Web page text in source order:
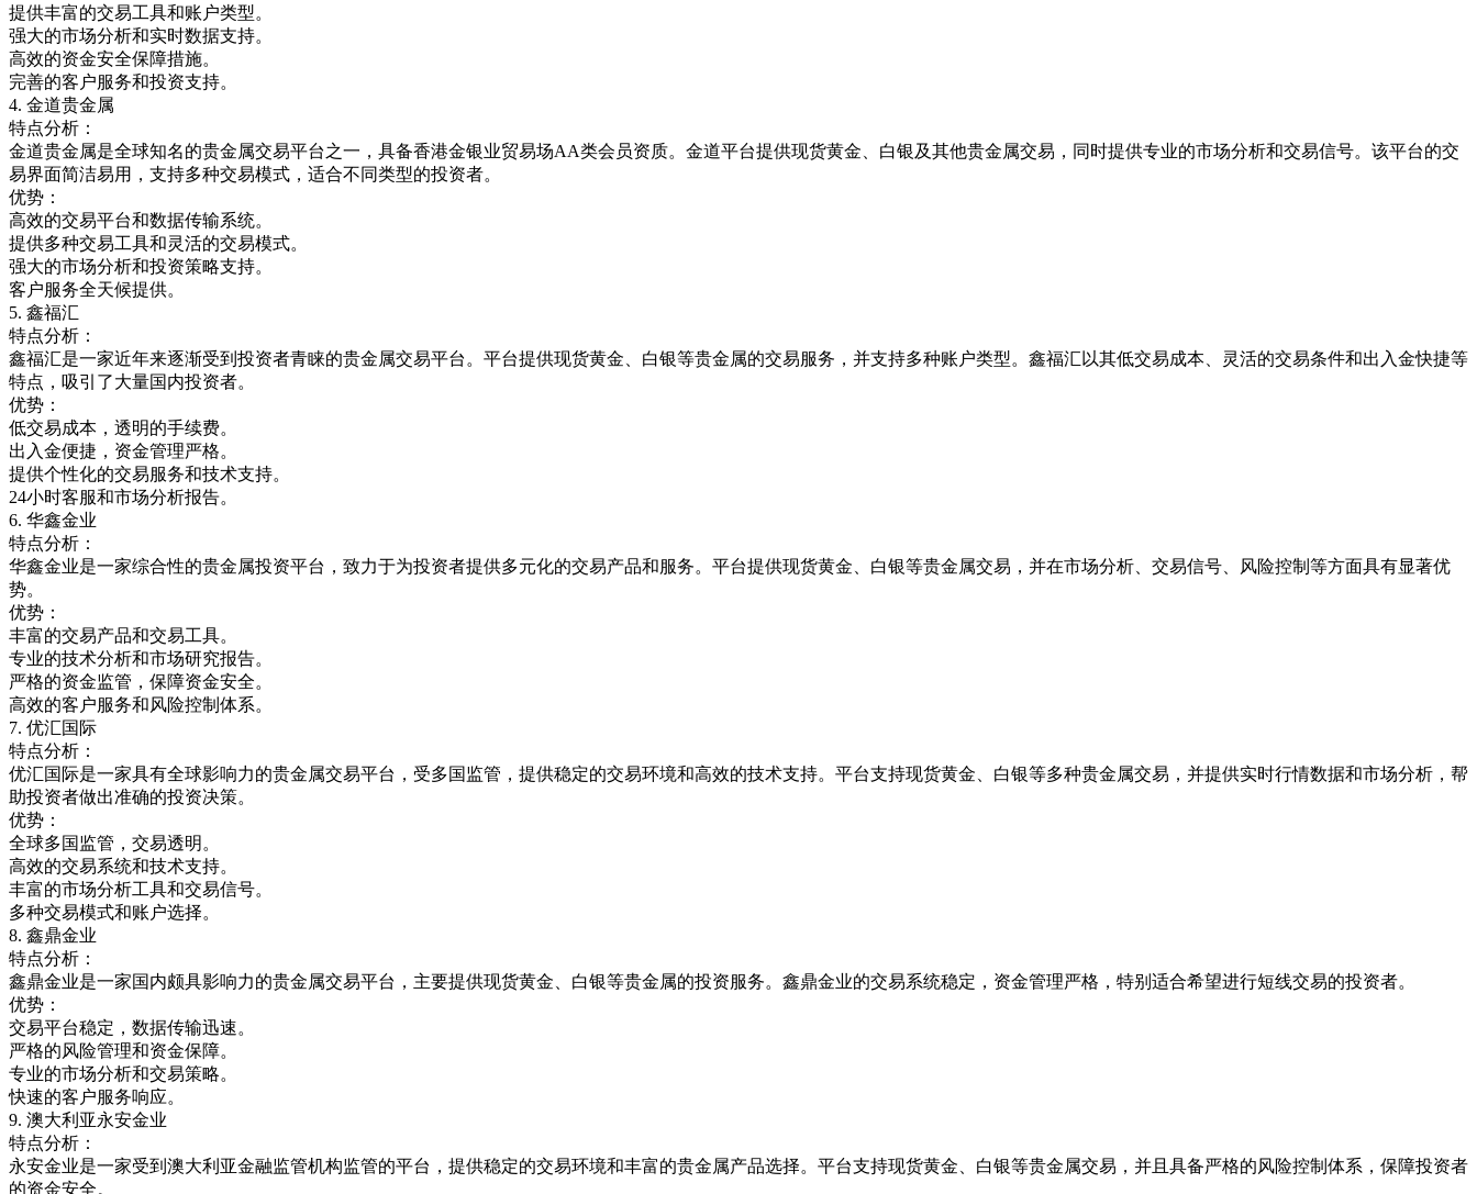
提供丰富的交易工具和账户类型。
强大的市场分析和实时数据支持。
高效的资金安全保障措施。
完善的客户服务和投资支持。
4. 金道贵金属
特点分析：
金道贵金属是全球知名的贵金属交易平台之一，具备香港金银业贸易场AA类会员资质。金道平台提供现货黄金、白银及其他贵金属交易，同时提供专业的市场分析和交易信号。该平台的交
易界面简洁易用，支持多种交易模式，适合不同类型的投资者。
优势：
高效的交易平台和数据传输系统。
提供多种交易工具和灵活的交易模式。
强大的市场分析和投资策略支持。
客户服务全天候提供。
5. 鑫福汇
特点分析：
鑫福汇是一家近年来逐渐受到投资者青睐的贵金属交易平台。平台提供现货黄金、白银等贵金属的交易服务，并支持多种账户类型。鑫福汇以其低交易成本、灵活的交易条件和出入金快捷等
特点，吸引了大量国内投资者。
优势：
低交易成本，透明的手续费。
出入金便捷，资金管理严格。
提供个性化的交易服务和技术支持。
24小时客服和市场分析报告。
6. 华鑫金业
特点分析：
华鑫金业是一家综合性的贵金属投资平台，致力于为投资者提供多元化的交易产品和服务。平台提供现货黄金、白银等贵金属交易，并在市场分析、交易信号、风险控制等方面具有显著优
势。
优势：
丰富的交易产品和交易工具。
专业的技术分析和市场研究报告。
严格的资金监管，保障资金安全。
高效的客户服务和风险控制体系。
7. 优汇国际
特点分析：
优汇国际是一家具有全球影响力的贵金属交易平台，受多国监管，提供稳定的交易环境和高效的技术支持。平台支持现货黄金、白银等多种贵金属交易，并提供实时行情数据和市场分析，帮
助投资者做出准确的投资决策。
优势：
全球多国监管，交易透明。
高效的交易系统和技术支持。
丰富的市场分析工具和交易信号。
多种交易模式和账户选择。
8. 鑫鼎金业
特点分析：
鑫鼎金业是一家国内颇具影响力的贵金属交易平台，主要提供现货黄金、白银等贵金属的投资服务。鑫鼎金业的交易系统稳定，资金管理严格，特别适合希望进行短线交易的投资者。
优势：
交易平台稳定，数据传输迅速。
严格的风险管理和资金保障。
专业的市场分析和交易策略。
快速的客户服务响应。
9. 澳大利亚永安金业
特点分析：
永安金业是一家受到澳大利亚金融监管机构监管的平台，提供稳定的交易环境和丰富的贵金属产品选择。平台支持现货黄金、白银等贵金属交易，并且具备严格的风险控制体系，保障投资者
的资金安全。